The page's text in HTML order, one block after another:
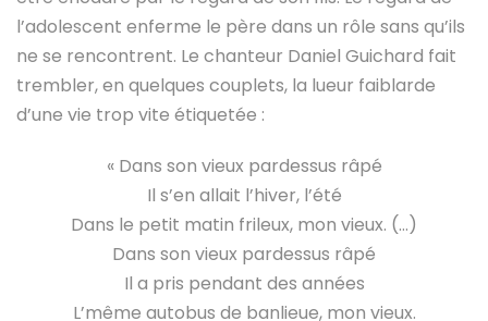
l’adolescent enferme le père dans un rôle sans qu’ils
ne se rencontrent. Le chanteur Daniel Guichard fait
trembler, en quelques couplets, la lueur faiblarde
d’une vie trop vite étiquetée :
« Dans son vieux pardessus râpé
Il s’en allait l’hiver, l’été
Dans le petit matin frileux, mon vieux. (…)
Dans son vieux pardessus râpé
Il a pris pendant des années
L’même autobus de banlieue, mon vieux.